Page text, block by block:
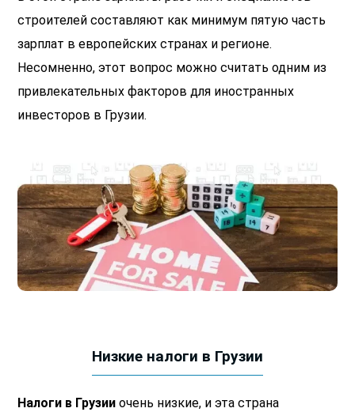
строителей составляют как минимум пятую часть
зарплат в европейских странах и регионе.
Несомненно, этот вопрос можно считать одним из
привлекательных факторов для иностранных
инвесторов в Грузии.
Низкие налоги в Грузии
Налоги в Грузии очень низкие, и эта страна